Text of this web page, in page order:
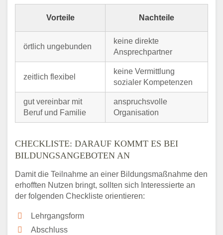
Vorteile Nachteile
örtlich ungebunden
keine direkte
Ansprechpartner
zeitlich flexibel
keine Vermittlung
sozialer Kompetenzen
gut vereinbar mit
Beruf und Familie
anspruchsvolle
Organisation
CHECKLISTE: DARAUF KOMMT ES BEI
BILDUNGSANGEBOTEN AN
Damit die Teilnahme an einer Bildungsmaßnahme den
erhofften Nutzen bringt, sollten sich Interessierte an
der folgenden Checkliste orientieren:
Lehrgangsform
Abschluss